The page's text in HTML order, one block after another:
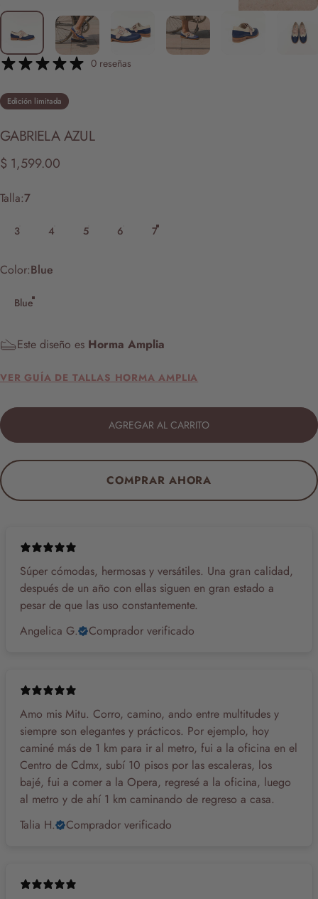
0 reseñas
Edición limitada
GABRIELAAZUL
$ 1,599.00
Talla
Talla:7
3 4 5 6 7
Color
Color:Blue
Blue
Este diseño es Horma Amplia
VER GUÍA DE TALLAS HORMA AMPLIA
AGREGAR AL CARRITO
COMPRAR AHORA
Súper cómodas, hermosas y versátiles. Una gran calidad,
después de un año con ellas siguen en gran estado a
pesar de que las uso constantemente.
Angelica G.
Comprador verificado
Amo mis Mitu. Corro, camino, ando entre multitudes y
siempre son elegantes y prácticos. Por ejemplo, hoy
caminé más de 1 km para ir al metro, fui a la oficina en el
Centro de Cdmx, subí 10 pisos por las escaleras, los
bajé, fui a comer a la Opera, regresé a la oficina, luego
al metro y de ahí 1 km caminando de regreso a casa.
Talia H.
Comprador verificado